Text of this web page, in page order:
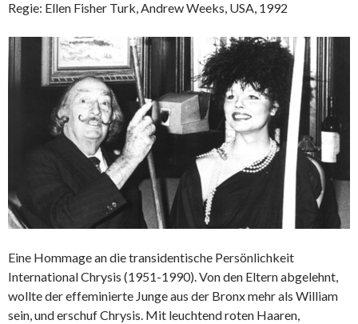
Regie: Ellen Fisher Turk, Andrew Weeks, USA, 1992
Eine Hommage an die transidentische Persönlichkeit
International Chrysis (1951-1990). Von den Eltern abgelehnt,
wollte der effeminierte Junge aus der Bronx mehr als William
sein, und erschuf Chrysis. Mit leuchtend roten Haaren,